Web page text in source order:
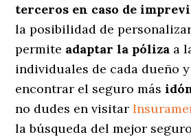
terceros en caso de
la posibilidad de
permite adaptar la póliza a
individuales de cada dueño
encontrar el seguro más
no dudes en visitar
la búsqueda del mejor